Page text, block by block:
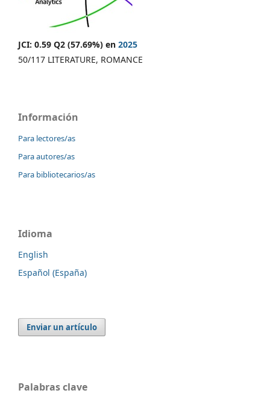
JCI: 0.59 Q2 (57.69%) en 2025
50/117 LITERATURE, ROMANCE
Información
Para lectores/as
Para autores/as
Para bibliotecarios/as
Idioma
English
Español (España)
Enviar un artículo
Palabras clave